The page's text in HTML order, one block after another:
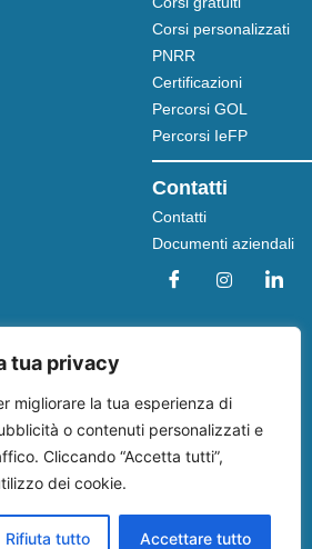
tua privacy
migliorare la tua esperienza di
o contenuti personalizzati e
Cliccando “Accetta tutti”,
dei cookie.
Rifiuta tutto Accettare tutto
Corsi personalizzati
PNRR
Certificazioni
Percorsi GOL
Percorsi IeFP
Contatti
Contatti
Documenti aziendali